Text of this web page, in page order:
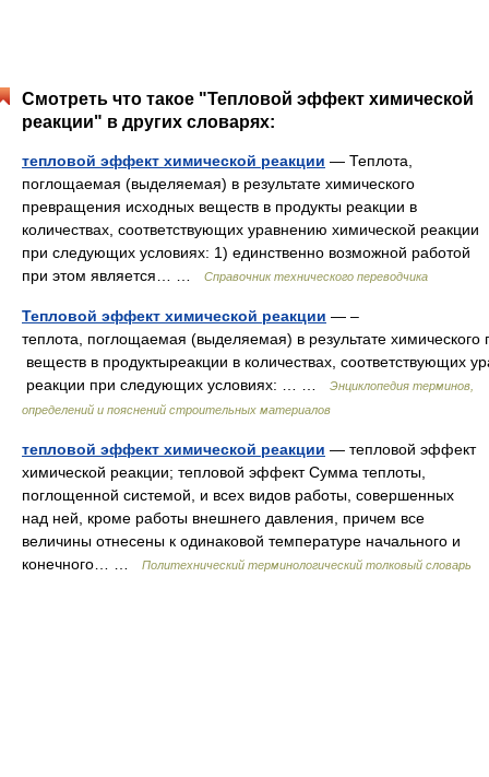
Смотреть что такое "Тепловой эффект химической
реакции" в других словарях:
тепловой эффект химической реакции — Теплота,
поглощаемая (выделяемая) в результате химического
превращения исходных веществ в продукты реакции в
количествах, соответствующих уравнению химической реакции
при следующих условиях: 1) единственно возможной работой
при этом является… …
Справочник технического переводчика
Тепловой эффект химической реакции — –
теплота, поглощаемая (выделяемая) в результате
веществ в продуктыреакции в количествах, соответствующих
реакции при следующих условиях: … …
Энциклопедия терминов,
определений и пояснений строительных материалов
тепловой эффект химической реакции — тепловой эффект
химической реакции; тепловой эффект Сумма теплоты,
поглощенной системой, и всех видов работы, совершенных
над ней, кроме работы внешнего давления, причем все
величины отнесены к одинаковой температуре начального и
конечного… …
Политехнический терминологический толковый словарь